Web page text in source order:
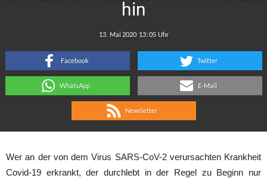
hin
:
Facebook Twitter
WhatsApp E-Mail
Newsletter
Wer an der von dem Virus SARS-CoV-2 verursachten Krankheit
Covid-19 erkrankt, der durchlebt in der Regel zu Beginn nur